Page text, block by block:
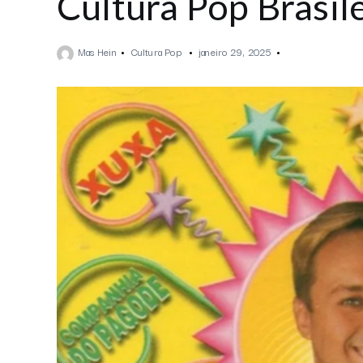
Mas Hein Cultura Pop janeiro 29, 2025